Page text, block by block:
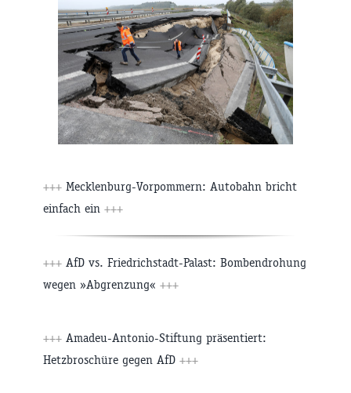
+++ Mecklenburg-Vorpommern: Autobahn bricht
einfach ein +++
+++ AfD vs. Friedrichstadt-Palast: Bombendrohung
wegen »Abgrenzung« +++
+++ Amadeu-Antonio-Stiftung präsentiert:
Hetzbroschüre gegen AfD +++